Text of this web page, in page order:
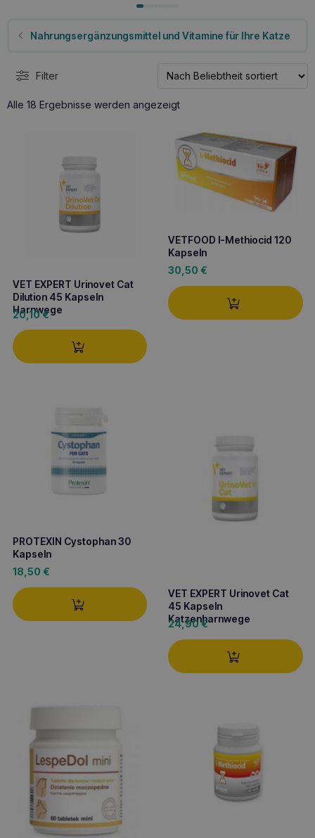
Nahrungsergänzungsmittel und Vitamine für Ihre Katze
Filter
Alle 18 Ergebnisse werden angezeigtNach
VET EXPERT Urinovet Cat
Dilution 45 Kapseln
Harnwege
20,10€
VETFOOD l-Methiocid 120
Kapseln
30,50 €
PROTEXIN Cystophan 30
Kapseln
18,50 €
VET EXPERT Urinovet Cat
45 Kapseln
Katzenharnwege
24,90€